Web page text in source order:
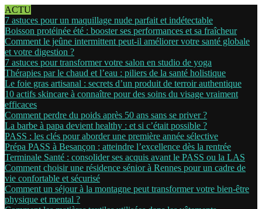
ACTU
7 astuces pour un maquillage nude parfait et indétectable
Boisson protéinée été : booster ses performances et sa fraîcheur
Comment le jeûne intermittent peut-il améliorer votre santé globale
et votre digestion ?
7 astuces pour transformer votre salon en studio de yoga
Thérapies par le chaud et l’eau : piliers de la santé holistique
Le foie gras artisanal : secrets d’un produit de terroir authentique
10 actifs skincare à connaître pour des soins du visage vraiment
efficaces
Comment perdre du poids après 50 ans sans se priver ?
La barbe à papa devient healthy : et si c’était possible ?
PASS : les clés pour aborder une première année sélective
Prépa PASS à Besançon : atteindre l’excellence dès la rentrée
Terminale Santé : consolider ses acquis avant le PASS ou la LAS
Comment choisir une résidence sénior à Rennes pour un cadre de
vie confortable et sécurisé
Comment un séjour à la montagne peut transformer votre bien-être
physique et mental ?